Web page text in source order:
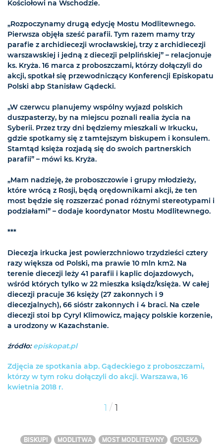
Kościołowi na Wschodzie.
„Rozpoczynamy drugą edycję Mostu Modlitewnego.
Pierwsza objęła sześć parafii. Tym razem mamy trzy
parafie z archidiecezji wrocławskiej, trzy z archidiecezji
warszawskiej i jedną z diecezji pelplińskiej” – relacjonuje
ks. Kryża. 16 marca z proboszczami, którzy dołączyli do
akcji, spotkał się przewodniczący Konferencji Episkopatu
Polski abp Stanisław Gądecki.
„W czerwcu planujemy wspólny wyjazd polskich
duszpasterzy, by na miejscu poznali realia życia na
Syberii. Przez trzy dni będziemy mieszkali w Irkucku,
gdzie spotkamy się z tamtejszym biskupem i konsulem.
Stamtąd księża rozjadą się do swoich partnerskich
parafii” – mówi ks. Kryża.
„Mam nadzieję, że proboszczowie i grupy młodzieży,
które wrócą z Rosji, będą orędownikami akcji, że ten
most będzie się rozszerzać ponad różnymi stereotypami i
podziałami” – dodaje koordynator Mostu Modlitewnego.
***
Diecezja irkucka jest powierzchniowo trzydzieści cztery
razy większa od Polski, ma prawie 10 mln km2. Na
terenie diecezji leży 41 parafii i kaplic dojazdowych,
wśród których tylko w 22 mieszka ksiądz/księża. W całej
diecezji pracuje 36 księży (27 zakonnych i 9
diecezjalnych), 66 sióstr zakonnych i 4 braci. Na czele
diecezji stoi bp Cyryl Klimowicz, mający polskie korzenie,
a urodzony w Kazachstanie.
źródło:episkopat.pl
Zdjęcia ze spotkania abp. Gądeckiego z proboszczami,
którzy w tym roku dołączyli do akcji. Warszawa, 16
kwietnia 2018 r.
1 / 1
BISKUPI MODLITWA MOST MODLITEWNY
POLSKA